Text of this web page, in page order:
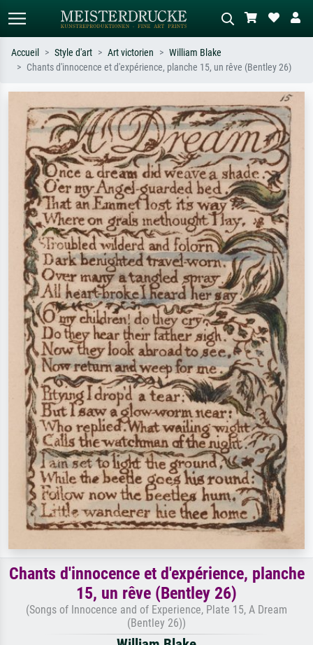
Recherchez par artiste, titre ou style –
ex. Monet, Nuit étoilée,
impressionnisme, vague de Hokusai,
nu.
Décrivez la scène – ex. prairie verte,
abstrait avec beaucoup de rouge,
tableau sombre, nu debout près d'un
arbre.
Accueil Style d'art Art victorien
William Blake
Chants d'innocence et d'expérience, planche 15, un rêve (Bentley 26)
Chants d'innocence et d'expérience, planche
15, un rêve (Bentley 26)
(Songs of Innocence and of Experience, Plate 15, A Dream
(Bentley 26))